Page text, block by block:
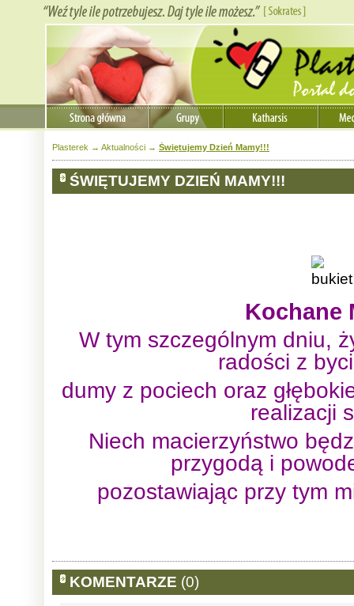
Plasterek → Aktualności → Świętujemy Dzień Mamy!!!
ŚWIĘTUJEMY DZIEŃ MAMY!!!
Kochane
W tym szczególnym dniu,
radości z
dumy z pociech oraz
realizacji
Niech macierzyństwo
przygodą i
pozostawiając przy tym
KOMENTARZE (0)